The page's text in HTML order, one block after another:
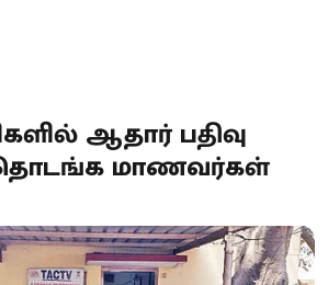
ஆதார் பதிவு
மாணவர்கள்